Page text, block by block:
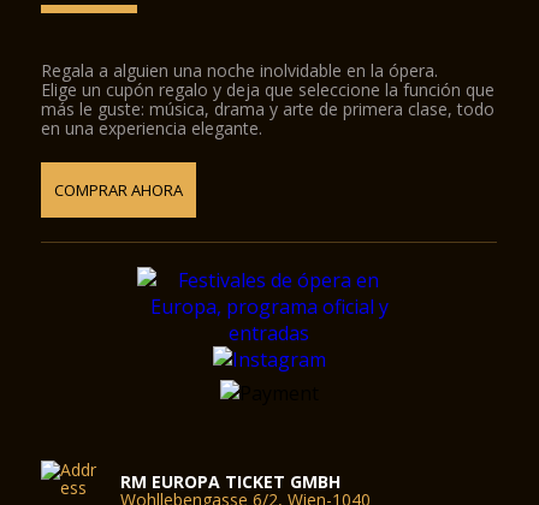
Regala a alguien una noche inolvidable en la ópera.
Elige un cupón regalo y deja que seleccione la función que
más le guste: música, drama y arte de primera clase, todo
en una experiencia elegante.
COMPRAR AHORA
RM EUROPA TICKET GMBH
Wohllebengasse 6/2, Wien-1040